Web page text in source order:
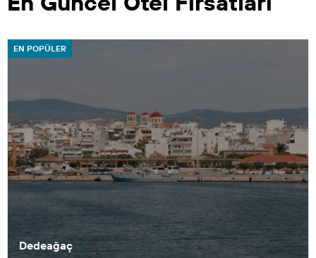
EN POPÜLER
Dedeağaç